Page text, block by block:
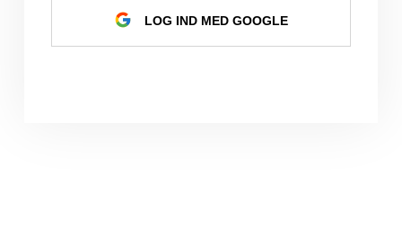
LOG IND MED GOOGLE